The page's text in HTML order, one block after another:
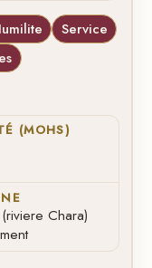
Service
(MOHS)
Chara)